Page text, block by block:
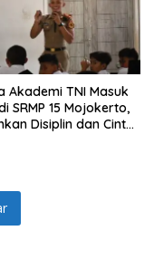
Akademi TNI Masuk
SRMP 15 Mojokerto,
Disiplin dan Cinta